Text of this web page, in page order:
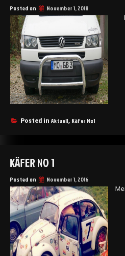
Posted on November 1, 2018
Posted in Aktuell, Käfer No1
KÄFER NO 1
Posted on November 1, 2016